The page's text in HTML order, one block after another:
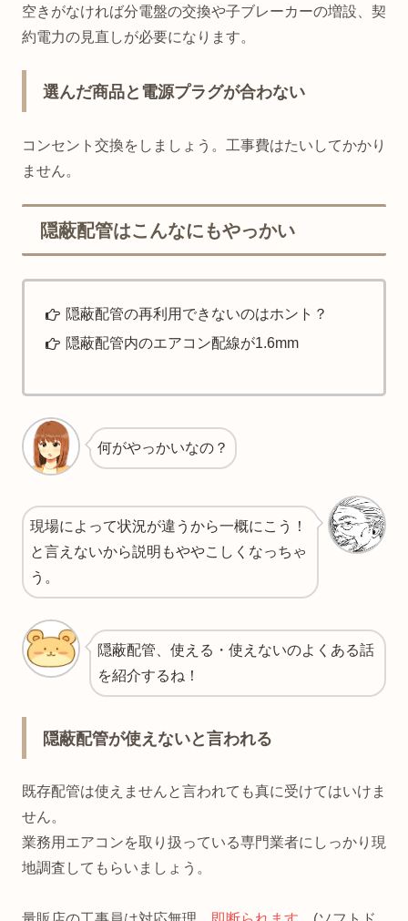
空きがなければ分電盤の交換や子ブレーカーの増設、契
約電力の見直しが必要になります。
選んだ商品と電源プラグが合わない
コンセント交換をしましょう。工事費はたいしてかかり
ません。
隠蔽配管はこんなにもやっかい
隠蔽配管の再利用できないのはホント？
隠蔽配管内のエアコン配線が1.6mm
何がやっかいなの？
現場によって状況が違うから一概にこう！
と言えないから説明もややこしくなっちゃ
う。
隠蔽配管、使える・使えないのよくある話
を紹介するね！
隠蔽配管が使えないと言われる
既存配管は使えませんと言われても真に受けてはいけま
せん。
業務用エアコンを取り扱っている専門業者にしっかり現
地調査してもらいましょう。